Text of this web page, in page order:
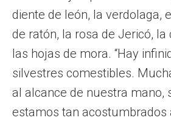
diente de león, la verdolaga,
de ratón, la rosa de Jericó, la
las hojas de mora. “Hay
silvestres comestibles.
al alcance de nuestra mano,
estamos tan acostumbrados